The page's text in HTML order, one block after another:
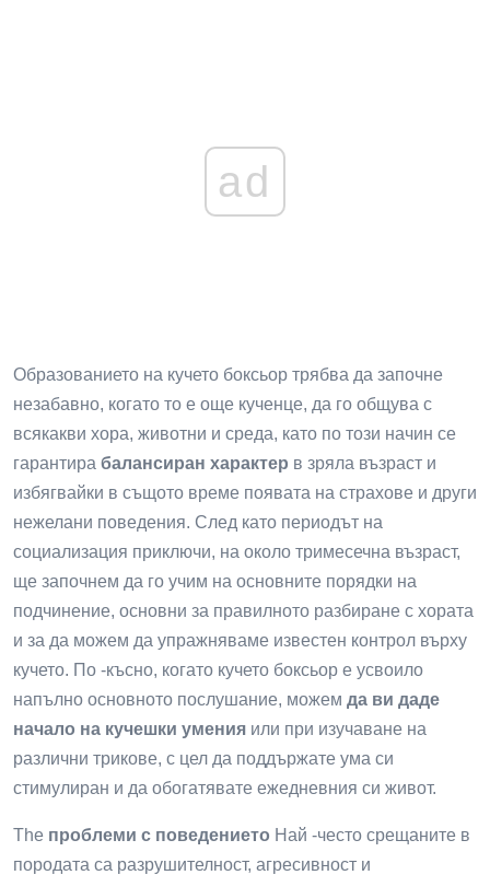
ad
Образованието на кучето боксьор трябва да започне
незабавно, когато то е още кученце, да го общува с
всякакви хора, животни и среда, като по този начин се
гарантира балансиран характер в зряла възраст и
избягвайки в същото време появата на страхове и други
нежелани поведения. След като периодът на
социализация приключи, на около тримесечна възраст,
ще започнем да го учим на основните порядки на
подчинение, основни за правилното разбиране с хората
и за да можем да упражняваме известен контрол върху
кучето. По -късно, когато кучето боксьор е усвоило
напълно основното послушание, можем да ви даде
начало на кучешки умения или при изучаване на
различни трикове, с цел да поддържате ума си
стимулиран и да обогатявате ежедневния си живот.
The проблеми с поведението Най -често срещаните в
породата са разрушителност, агресивност и